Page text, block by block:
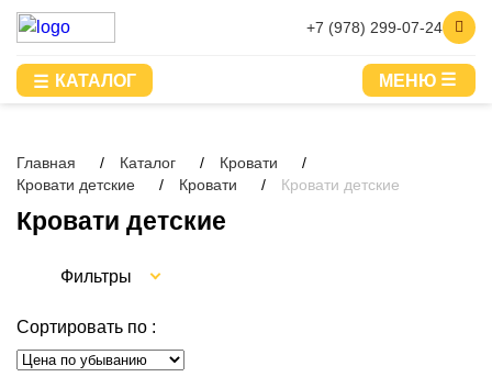
+7 (978) 299-07-24
КАТАЛОГ МЕНЮ
Главная Каталог
Кровати
Кровати детские
Кровати Кровати детские
Кровати детские
Фильтры
Сортировать по :